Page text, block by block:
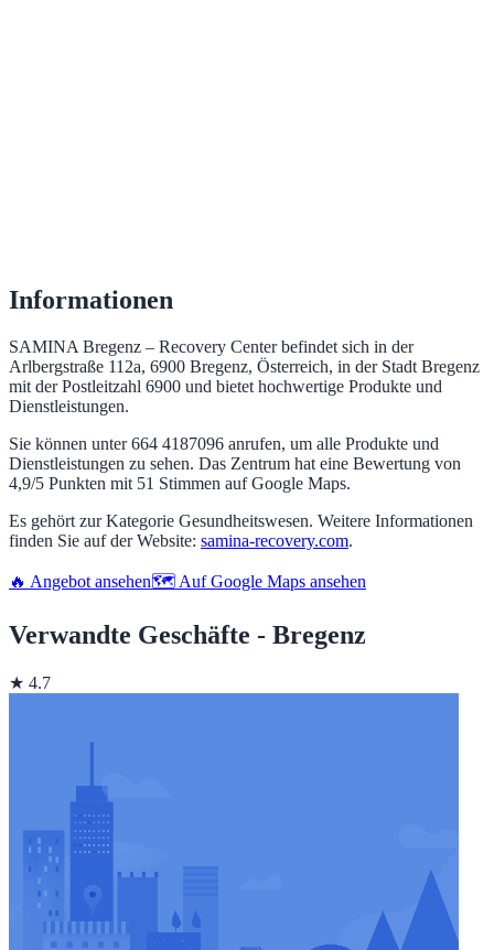
Informationen
SAMINA Bregenz – Recovery Center befindet sich in der
Arlbergstraße 112a, 6900 Bregenz, Österreich, in der Stadt Bregenz
mit der Postleitzahl 6900 und bietet hochwertige Produkte und
Dienstleistungen.
Sie können unter 664 4187096 anrufen, um alle Produkte und
Dienstleistungen zu sehen. Das Zentrum hat eine Bewertung von
4,9/5 Punkten mit 51 Stimmen auf Google Maps.
Es gehört zur Kategorie Gesundheitswesen. Weitere Informationen
finden Sie auf der Website: samina-recovery.com.
🔥 Angebot ansehen🗺️ Auf Google Maps ansehen
Verwandte Geschäfte - Bregenz
★ 4.7